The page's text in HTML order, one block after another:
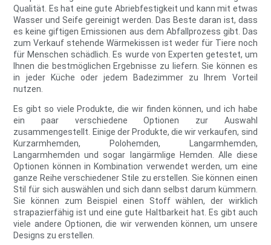
Qualität. Es hat eine gute Abriebfestigkeit und kann mit etwas
Wasser und Seife gereinigt werden. Das Beste daran ist, dass
es keine giftigen Emissionen aus dem Abfallprozess gibt. Das
zum Verkauf stehende Wärmekissen ist weder für Tiere noch
für Menschen schädlich. Es wurde von Experten getestet, um
Ihnen die bestmöglichen Ergebnisse zu liefern. Sie können es
in jeder Küche oder jedem Badezimmer zu Ihrem Vorteil
nutzen.
Es gibt so viele Produkte, die wir finden können, und ich habe
ein paar verschiedene Optionen zur Auswahl
zusammengestellt. Einige der Produkte, die wir verkaufen, sind
Kurzarmhemden, Polohemden, Langarmhemden,
Langarmhemden und sogar langärmlige Hemden. Alle diese
Optionen können in Kombination verwendet werden, um eine
ganze Reihe verschiedener Stile zu erstellen. Sie können einen
Stil für sich auswählen und sich dann selbst darum kümmern.
Sie können zum Beispiel einen Stoff wählen, der wirklich
strapazierfähig ist und eine gute Haltbarkeit hat. Es gibt auch
viele andere Optionen, die wir verwenden können, um unsere
Designs zu erstellen.